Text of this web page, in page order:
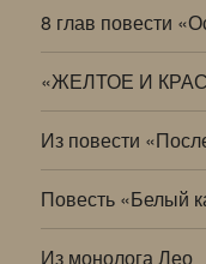
8 глав повести
«ЖЕЛТОЕ И
Из повести
Повесть «Белый
Из монолога Лео